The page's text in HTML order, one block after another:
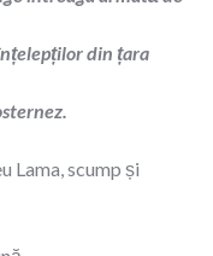
din țara
Lama, scump și